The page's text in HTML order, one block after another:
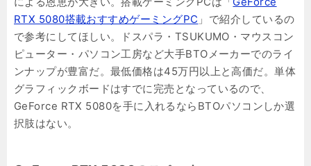
RTX 5080搭載おすすめゲーミングPC 」で紹介しているの
で参考にしてほしい。ドスパラ・TSUKUMO・マウスコン
ピューター・パソコン工房など大手BTOメーカーでのライ
ンナップが豊富だ。最低価格は45万円以上と高価だ。単体
グラフィックボードはすでに完売となっているので、
GeForce RTX 5080を手に入れるならBTOパソコンしか選
択肢はない。